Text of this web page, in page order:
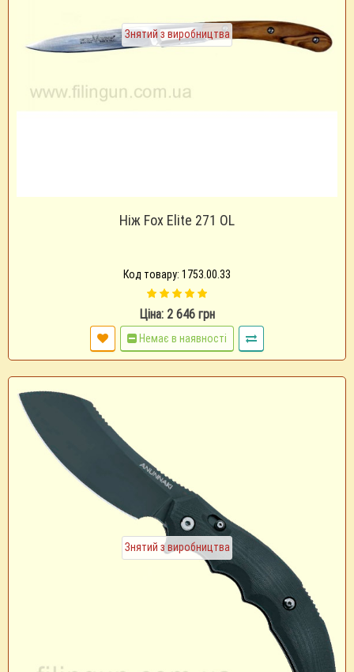
Знятий з виробництва
Ніж Fox Elite 271 OL
Код товару: 1753.00.33
Ціна: 2 646 грн
Немає в наявності
Знятий з виробництва